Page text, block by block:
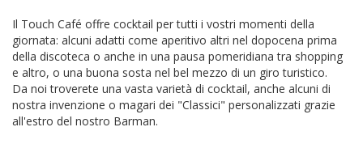
Il Touch Café offre cocktail per tutti i vostri momenti della
giornata: alcuni adatti come aperitivo altri nel dopocena prima
della discoteca o anche in una pausa pomeridiana tra shopping
e altro, o una buona sosta nel bel mezzo di un giro turistico.
Da noi troverete una vasta varietà di cocktail, anche alcuni di
nostra invenzione o magari dei "Classici" personalizzati grazie
all'estro del nostro Barman.